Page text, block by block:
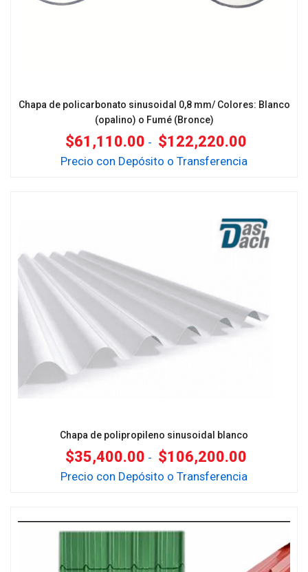
Chapa de policarbonato sinusoidal 0,8 mm/ Colores: Blanco
(opalino) o Fumé (Bronce)
$61,110.00 - $122,220.00
Precio con Depósito o Transferencia
Chapa de polipropileno sinusoidal blanco
$35,400.00 - $106,200.00
Precio con Depósito o Transferencia